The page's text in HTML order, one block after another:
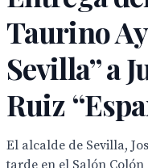
Taurino
Sevilla” a
Ruiz
El alcalde de Sevilla,
tarde en el Salón Colón